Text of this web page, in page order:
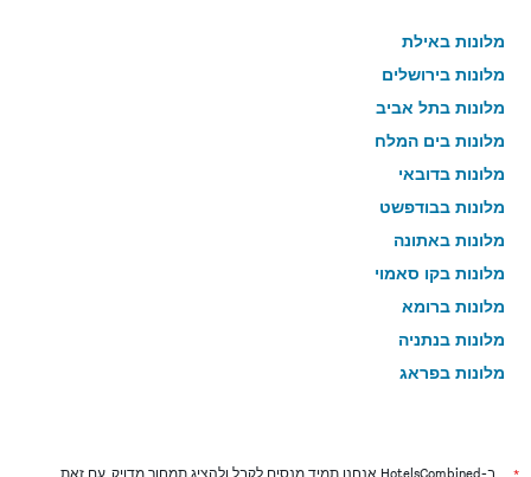
מלונות באילת
מלונות בירושלים
מלונות בתל אביב
מלונות בים המלח
מלונות בדובאי
מלונות בבודפשט
מלונות באתונה
מלונות בקו סאמוי
מלונות ברומא
מלונות בנתניה
מלונות בפראג
מלונות בניו יורק
ב-HotelsCombined אנחנו תמיד מנסים לקבל ולהציג תמחור מדויק, עם זאת,